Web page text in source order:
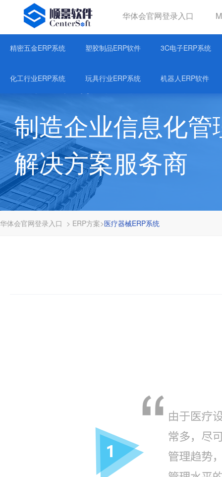
华体会官网登录入口
华体会官网登录入口
精密五金ERP系统 塑胶制品ERP软件 3C电子ERP系统
化工行业ERP系统 玩具行业ERP系统 机器人ERP软件
关于华体育会登录网官网
制造企业信息化管
解决方案服务商
华体会官网登录入口 > ERP方案>医疗器械ERP系统